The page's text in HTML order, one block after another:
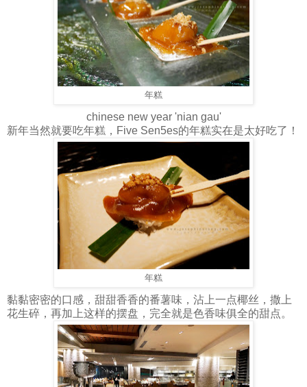
年糕
chinese new year 'nian gau'
新年当然就要吃年糕，Five Sen5es的年糕实在是太好吃了！
年糕
黏黏密密的口感，甜甜香香的番薯味，沾上一点椰丝，撒上
花生碎，再加上这样的摆盘，完全就是色香味俱全的甜点。